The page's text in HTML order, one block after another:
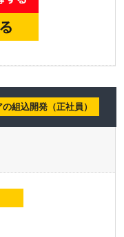
組込開発（正社員）